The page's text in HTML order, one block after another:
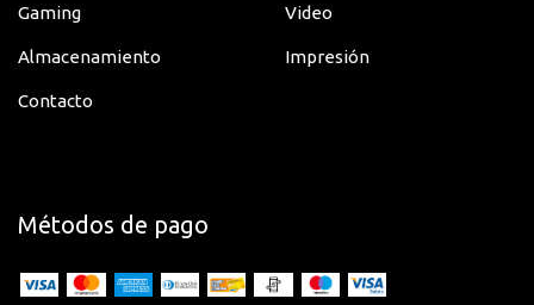
Gaming Video
Almacenamiento Impresión
Contacto
Métodos de pago